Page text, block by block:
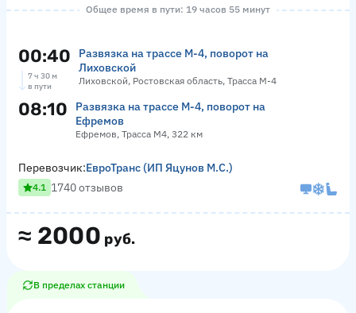
Общее время в пути: 19 часов 55 минут
00:40
Развязка на трассе М-4, поворот на
Лиховской
Лиховской, Ростовская область, Трасса М-4
7 ч 30 м
в пути
08:10
Развязка на трассе М-4, поворот на
Ефремов
Ефремов, Трасса М4, 322 км
≈ 2000 руб.
Перевозчик:ЕвроТранс (ИП Яцунов М.С.)
4.1 1740 отзывов
В пределах станции